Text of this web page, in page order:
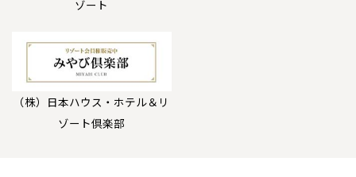
ゾート
（株）日本ハウス・ホテル＆リ
ゾート倶楽部